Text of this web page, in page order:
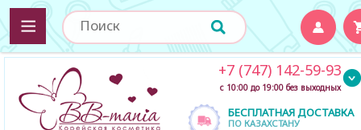
БЕСПЛАТНАЯ ДОСТАВКА
ПО КАЗАХСТАНУ
+7 (747) 142-59-93
с 10:00 до 19:00 без выходных